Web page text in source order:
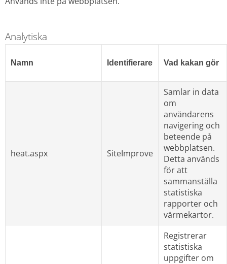
Analytiska
Namn Identifierare Vad kakan gör
heat.aspx SiteImprove
Samlar in data
om
användarens
navigering och
beteende på
webbplatsen.
Detta används
för att
sammanställa
statistiska
rapporter och
värmekartor.
Registrerar
statistiska
uppgifter om